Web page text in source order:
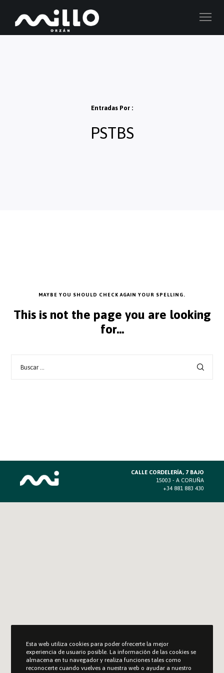
Entradas Por :
PSTBS
MAYBE YOU SHOULD CHECK AGAIN YOUR SPELLING.
This is not the page you are looking
for...
CALLE CORDELERÍA, 7 BAJO
15003 - A CORUÑA
+34 881 883 430
Esta web utiliza cookies para poder ofrecerte la mejor
experiencia de usuario posible. La información de las cookies se
almacena en tu navegador y realiza funciones tales como
reconocerte cuando vuelves a nuestra web o ayudar a nuestro